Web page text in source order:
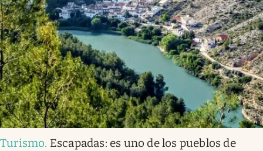
Turismo. Escapadas: es uno de los pueblos de